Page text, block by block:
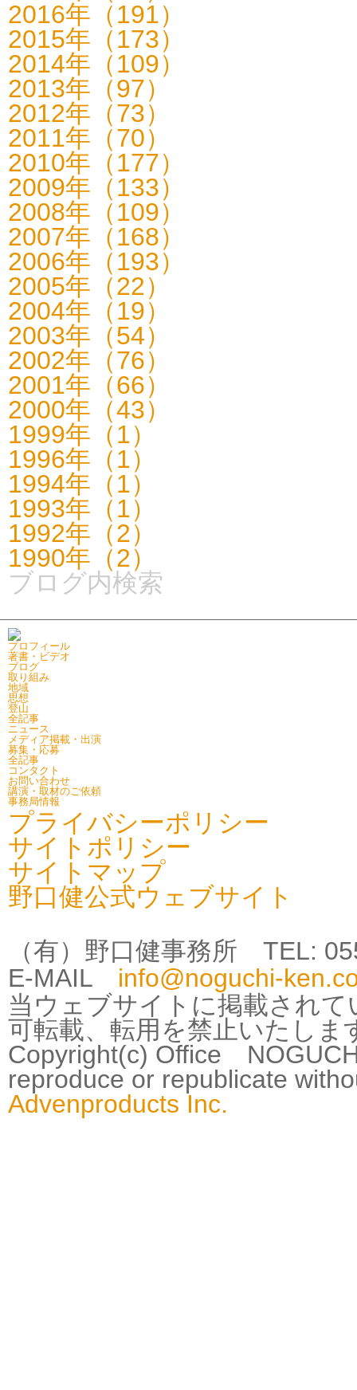
2016年（191）
2015年（173）
2014年（109）
2013年（97）
2012年（73）
2011年（70）
2010年（177）
2009年（133）
2008年（109）
2007年（168）
2006年（193）
2005年（22）
2004年（19）
2003年（54）
2002年（76）
2001年（66）
2000年（43）
1999年（1）
1996年（1）
1994年（1）
1993年（1）
1992年（2）
1990年（2）
ブログ内検索
プロフィール
著書・ビデオ
ブログ
取り組み
地域
思想
登山
全記事
ニュース
メディア掲載・出演
募集・応募
全記事
コンタクト
お問い合わせ
講演・取材のご依頼
事務局情報
プライバシーポリシー
サイトポリシー
サイトマップ
野口健公式ウェブサイト
（有）野口健事務所 TEL:
E-MAIL info@noguchi-
当ウェブサイトに掲載され
可転載、転用を禁止いたしま
Copyright(c) Office
reproduce or republicate
Advenproducts Inc.